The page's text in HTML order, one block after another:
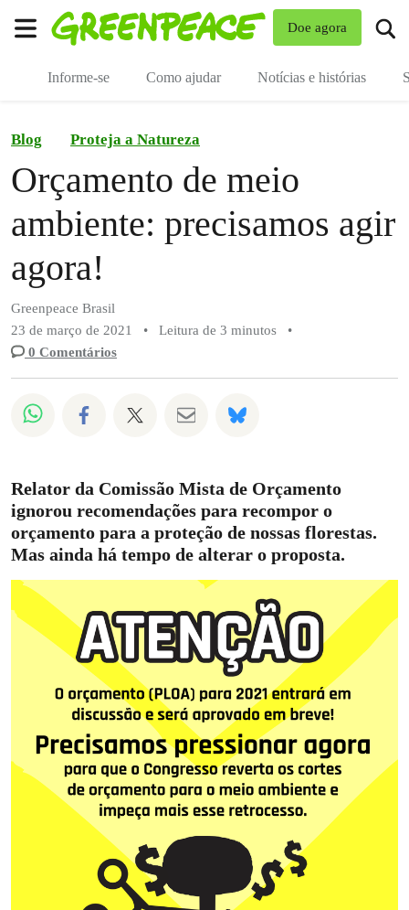
Doe agora
Informe-se Como ajudar Notícias e histórias
Blog Proteja a Natureza
Orçamento de meio
ambiente: precisamos agir
agora!
Greenpeace Brasil
23 de março de 2021
• Leitura de 3 minutos
•
0 Comentários
Compartilhado em Whatsapp
Compartilhado em Facebook
Compartilhado em Twitter
Compartilhe por Email
Compartilhe em
Relator da Comissão Mista de Orçamento
ignorou recomendações para recompor o
orçamento para a proteção de nossas florestas.
Mas ainda há tempo de alterar o proposta.